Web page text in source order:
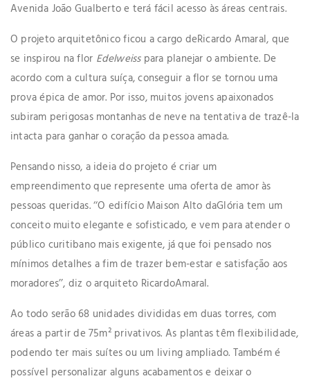
Avenida João Gualberto e terá fácil acesso às áreas centrais.
O projeto arquitetônico ficou a cargo deRicardo Amaral, que
se inspirou na flor Edelweisspara planejar o ambiente. De
acordo com a cultura suíça, conseguir a flor se tornou uma
prova épica de amor. Por isso, muitos jovens apaixonados
subiram perigosas montanhas de neve na tentativa de trazê-la
intacta para ganhar o coração da pessoa amada.
Pensando nisso, a ideia do projeto é criar um
empreendimento que represente uma oferta de amor às
pessoas queridas. ‘‘O edifício Maison Alto daGlória tem um
conceito muito elegante e sofisticado, e vem para atender o
público curitibano mais exigente, já que foi pensado nos
mínimos detalhes a fim de trazer bem-estar e satisfação aos
moradores’’, diz o arquiteto RicardoAmaral.
Ao todo serão 68 unidades divididas em duas torres, com
áreas a partir de 75m² privativos. As plantas têm flexibilidade,
podendo ter mais suítes ou um living ampliado. Também é
possível personalizar alguns acabamentos e deixar o